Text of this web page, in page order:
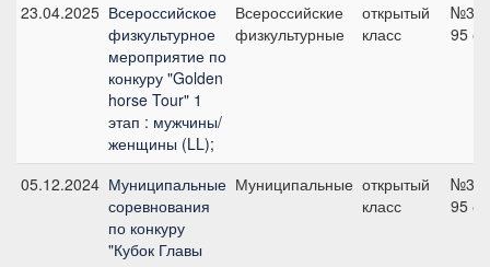
23.04.2025 Всероссийское
физкультурное
мероприятие по
конкуру "Golden
horse Tour" 1
этап : мужчины/
женщины (LL);
Всероссийские
физкультурные
открытый
класс
№3,
95 см
05.12.2024 Муниципальные
соревнования
по конкуру
"Кубок Главы
Муниципальные открытый
класс
№3,
95 см